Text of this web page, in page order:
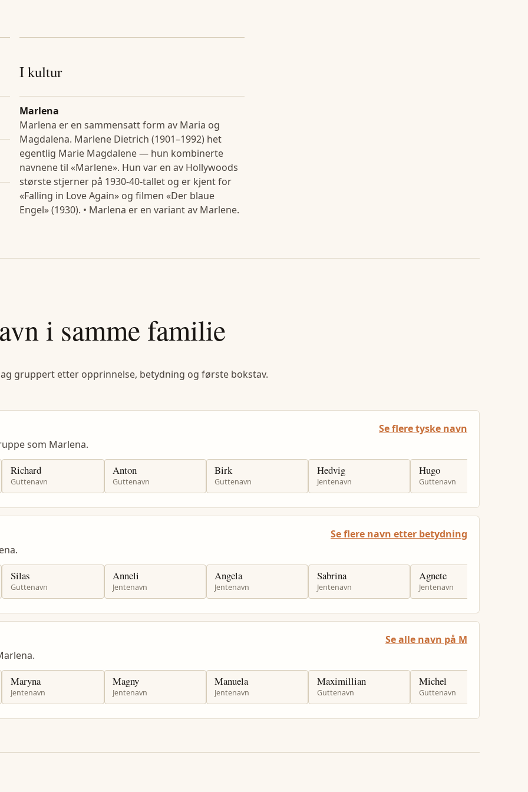
I kultur
Marlena
Marlena er en sammensatt form av Maria og
Magdalena. Marlene Dietrich (1901–1992) het
egentlig Marie Magdalene — hun kombinerte
navnene til «Marlene». Hun var en av Hollywoods
største stjerner på 1930-40-tallet og er kjent for
«Falling in Love Again» og filmen «Der blaue
Engel» (1930). • Marlena er en variant av Marlene.
i samme familie
gruppert etter opprinnelse, betydning og første bokstav.
som Marlena.
Se flere tyske navn
Richard
Guttenavn
Anton
Guttenavn
Birk
Guttenavn
Hedvig
Jentenavn
Hugo
Guttenavn
Se flere navn etter betydning
Silas
Guttenavn
Anneli
Jentenavn
Angela
Jentenavn
Sabrina
Jentenavn
Agnete
Jentenavn
Se alle navn på M
Maryna
Jentenavn
Magny
Jentenavn
Manuela
Jentenavn
Maximillian
Guttenavn
Michel
Guttenavn